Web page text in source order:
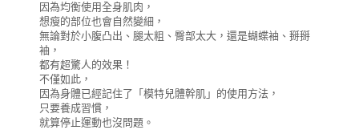
因為均衡使用全身肌肉，
想瘦的部位也會自然變細，
無論對於小腹凸出、腿太粗、臀部太大，還是蝴蝶袖、掰掰
袖，
都有超驚人的效果！
不僅如此，
因為身體已經記住了「模特兒體幹肌」的使用方法，
只要養成習慣，
就算停止運動也沒問題。